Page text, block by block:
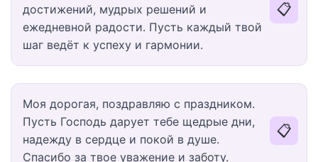
достижений, мудрых решений и
ежедневной радости. Пусть каждый твой
шаг ведёт к успеху и гармонии.
📋
Моя дорогая, поздравляю с праздником.
Пусть Господь дарует тебе щедрые дни,
надежду в сердце и покой в душе.
Спасибо за твое уважение и заботу.
📋